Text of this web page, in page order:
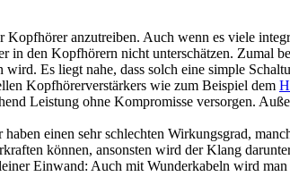
anzutreiben. Auch wenn es viele
den Kopfhörern nicht unterschätzen. Zumal
Es liegt nahe, dass solch eine simple
Kopfhörerverstärkers wie zum Beispiel dem
Leistung ohne Kompromisse versorgen.
einen sehr schlechten Wirkungsgrad,
können, ansonsten wird der Klang
Einwand: Auch mit Wunderkabeln wird